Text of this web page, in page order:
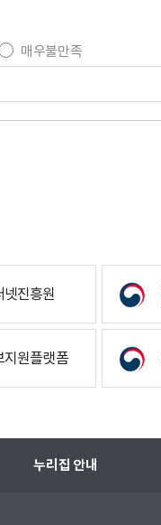
매우불만족
넷진흥원
지원플랫폼
누리집 안내